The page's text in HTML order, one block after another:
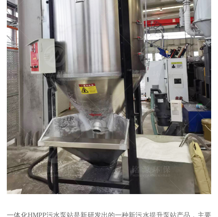
一体化HMPP污水泵站是新研发出的一种新污水提升泵站产品，主要